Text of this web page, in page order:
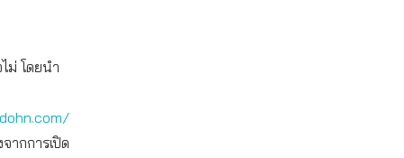
ม่ โดยนำ
ากการเปิด